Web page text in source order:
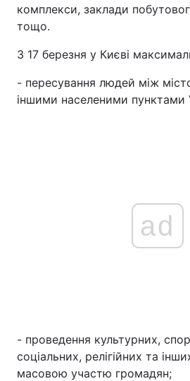
комплекси, заклади
тощо.
З 17 березня у Києві
- пересування людей між
іншими населеними пунктами
ad
- проведення культурних,
соціальних, релігійних та
масовою участю громадян;